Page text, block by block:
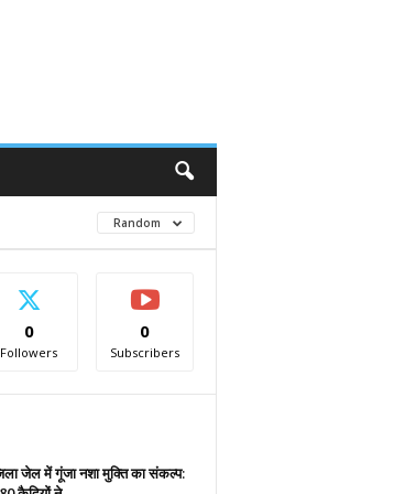
Random
0
Followers
0
Subscribers
जेल में गूंजा नशा मुक्ति का संकल्प: